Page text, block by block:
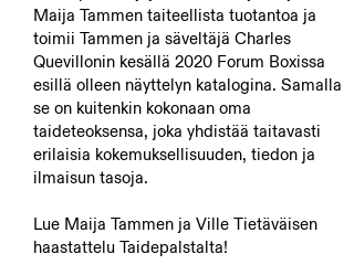
Maija Tammen taiteellista tuotantoa ja
toimii Tammen ja säveltäjä Charles
Quevillonin kesällä 2020 Forum Boxissa
esillä olleen näyttelyn katalogina. Samalla
se on kuitenkin kokonaan oma
taideteoksensa, joka yhdistää taitavasti
erilaisia kokemuksellisuuden, tiedon ja
ilmaisun tasoja.
Lue Maija Tammen ja Ville Tietäväisen
haastattelu Taidepalstalta!